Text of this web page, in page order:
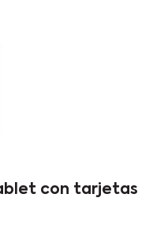
con tarjetas